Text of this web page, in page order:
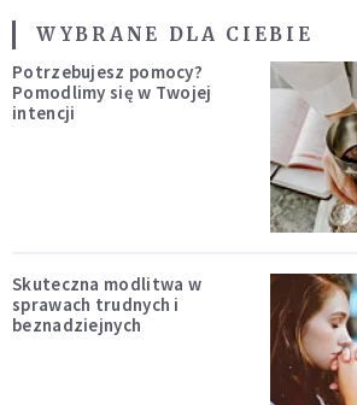
WYBRANE DLA CIEBIE
Potrzebujesz pomocy?
Pomodlimy się w Twojej
intencji
Skuteczna modlitwa w
sprawach trudnych i
beznadziejnych